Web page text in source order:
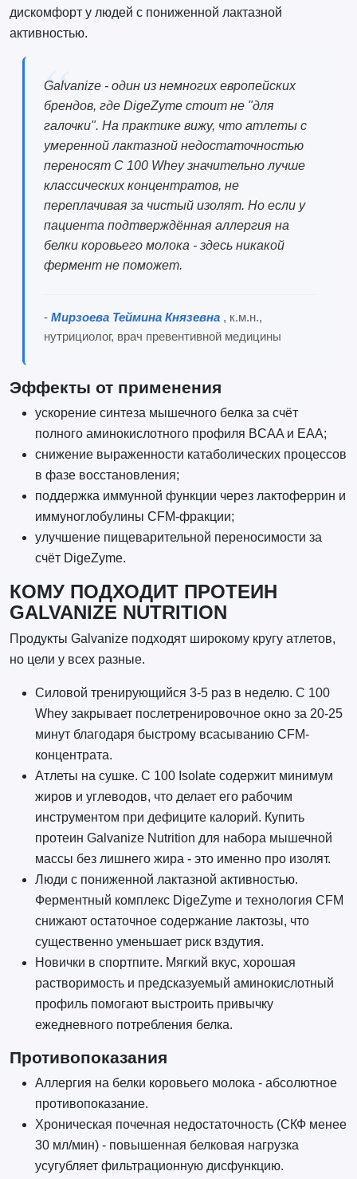
дискомфорт у людей с пониженной лактазной
активностью.
Galvanize - один из немногих европейских
брендов, где DigeZyme стоит не "для
галочки". На практике вижу, что атлеты с
умеренной лактазной недостаточностью
переносят C 100 Whey значительно лучше
классических концентратов, не
переплачивая за чистый изолят. Но если у
пациента подтверждённая аллергия на
белки коровьего молока - здесь никакой
фермент не поможет.
- Мирзоева Теймина Князевна , к.м.н.,
нутрициолог, врач превентивной медицины
Эффекты от применения
ускорение синтеза мышечного белка за счёт
полного аминокислотного профиля BCAA и EAA;
снижение выраженности катаболических процессов
в фазе восстановления;
поддержка иммунной функции через лактоферрин и
иммуноглобулины CFM-фракции;
улучшение пищеварительной переносимости за
счёт DigeZyme.
КОМУ ПОДХОДИТ ПРОТЕИН
GALVANIZE NUTRITION
Продукты Galvanize подходят широкому кругу атлетов,
но цели у всех разные.
Силовой тренирующийся 3-5 раз в неделю. C 100
Whey закрывает послетренировочное окно за 20-25
минут благодаря быстрому всасыванию CFM-
концентрата.
Атлеты на сушке. C 100 Isolate содержит минимум
жиров и углеводов, что делает его рабочим
инструментом при дефиците калорий. Купить
протеин Galvanize Nutrition для набора мышечной
массы без лишнего жира - это именно про изолят.
Люди с пониженной лактазной активностью.
Ферментный комплекс DigeZyme и технология CFM
снижают остаточное содержание лактозы, что
существенно уменьшает риск вздутия.
Новички в спортпите. Мягкий вкус, хорошая
растворимость и предсказуемый аминокислотный
профиль помогают выстроить привычку
ежедневного потребления белка.
Противопоказания
Аллергия на белки коровьего молока - абсолютное
противопоказание.
Хроническая почечная недостаточность (СКФ менее
30 мл/мин) - повышенная белковая нагрузка
усугубляет фильтрационную дисфункцию.